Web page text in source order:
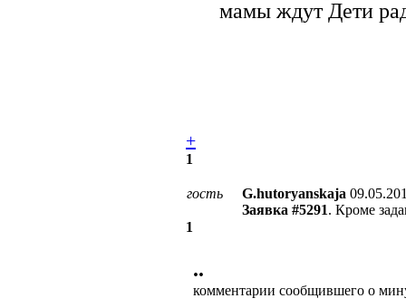
мамы ждут Дети
+
1
гость G.hutoryanskaja
Заявка #5291. Кроме
1
••
комментарии сообщившего о